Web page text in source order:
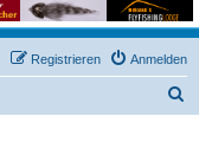
Anmelden
Registrieren